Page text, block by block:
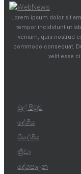
Lorem ipsum dolor sit
tempor incididunt ut
veniam, quis nostrud
commodo consequat.
velit esse
මුල් පිටුව
දේශීය
විදේශීය
ක්‍රීඩා
දේශපාලන